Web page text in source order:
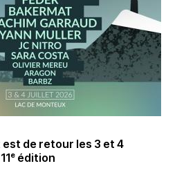
est de retour les 3 et 4
édition